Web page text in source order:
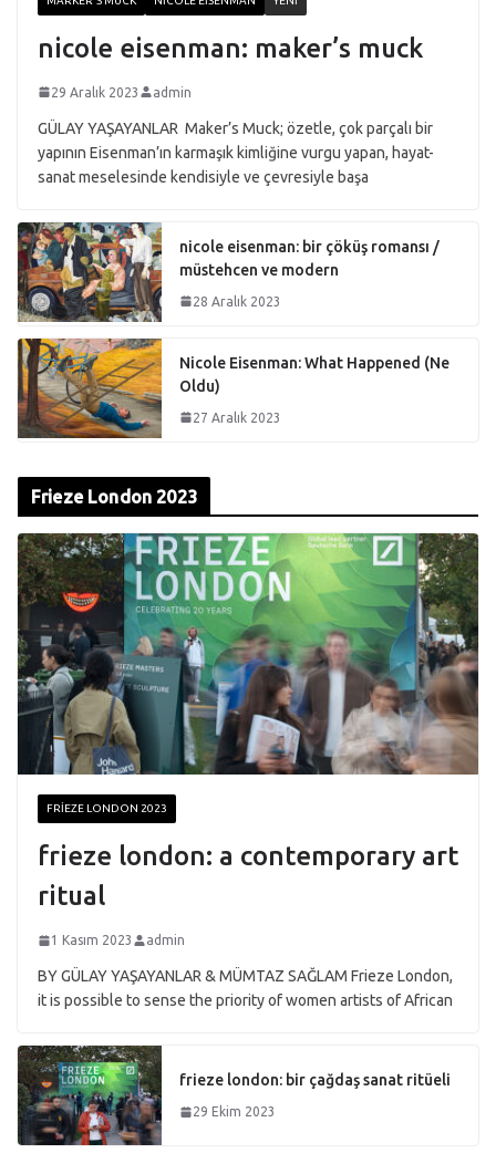
nicole eisenman: maker’s muck
29 Aralık 2023 admin
GÜLAY YAŞAYANLAR Maker’s Muck; özetle, çok parçalı bir
yapının Eisenman’ın karmaşık kimliğine vurgu yapan, hayat-
sanat meselesinde kendisiyle ve çevresiyle başa
nicole eisenman: bir çöküş romansı /
müstehcen ve modern
28 Aralık 2023
Nicole Eisenman: What Happened (Ne
Oldu)
27 Aralık 2023
Frieze London 2023
FRIEZE LONDON 2023
frieze london: a contemporary art
ritual
1 Kasım 2023 admin
BY GÜLAY YAŞAYANLAR & MÜMTAZ SAĞLAM Frieze London,
it is possible to sense the priority of women artists of African
frieze london: bir çağdaş sanat ritüeli
29 Ekim 2023